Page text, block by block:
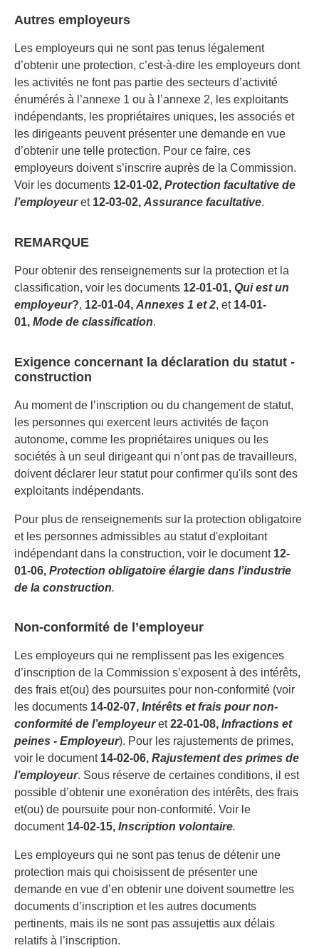
Autres employeurs
Les employeurs qui ne sont pas tenus légalement
d’obtenir une protection, c’est-à-dire les employeurs dont
les activités ne font pas partie des secteurs d’activité
énumérés à l’annexe 1 ou à l’annexe 2, les exploitants
indépendants, les propriétaires uniques, les associés et
les dirigeants peuvent présenter une demande en vue
d’obtenir une telle protection. Pour ce faire, ces
employeurs doivent s’inscrire auprès de la Commission.
Voir les documents 12-01-02, Protection facultative de
l’employeuret 12-03-02, Assurance facultative.
REMARQUE
Pour obtenir des renseignements sur la protection et la
classification, voir les documents 12-01-01, Qui est un
employeur?, 12-01-04, Annexes 1 et 2, et 14-01-
01, Mode de classification.
Exigence concernant la déclaration du statut -
construction
Au moment de l’inscription ou du changement de statut,
les personnes qui exercent leurs activités de façon
autonome, comme les propriétaires uniques ou les
sociétés à un seul dirigeant qui n’ont pas de travailleurs,
doivent déclarer leur statut pour confirmer qu'ils sont des
exploitants indépendants.
Pour plus de renseignements sur la protection obligatoire
et les personnes admissibles au statut d'exploitant
indépendant dans la construction, voir le document 12-
01-06, Protection obligatoire élargie dans l’industrie
de la construction.
Non-conformité de l’employeur
Les employeurs qui ne remplissent pas les exigences
d’inscription de la Commission s’exposent à des intérêts,
des frais et(ou) des poursuites pour non-conformité (voir
les documents 14-02-07, Intérêts et frais pour non-
conformité de l’employeuret22-01-08, Infractions et
peines - Employeur). Pour les rajustements de primes,
voir le document 14-02-06, Rajustement des primes de
l’employeur. Sous réserve de certaines conditions, il est
possible d’obtenir une exonération des intérêts, des frais
et(ou) de poursuite pour non-conformité. Voir le
document 14-02-15, Inscription volontaire.
Les employeurs qui ne sont pas tenus de détenir une
protection mais qui choisissent de présenter une
demande en vue d’en obtenir une doivent soumettre les
documents d’inscription et les autres documents
pertinents, mais ils ne sont pas assujettis aux délais
relatifs à l’inscription.